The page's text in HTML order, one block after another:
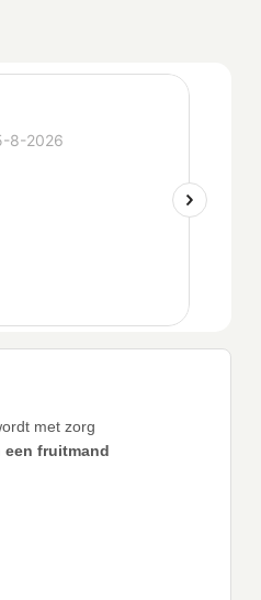
met zorg
een fruitmand